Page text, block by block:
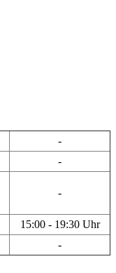
-
-
-
15:00 - 19:30 Uhr
-